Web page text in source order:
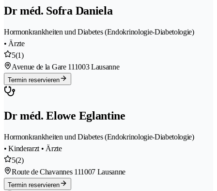
Dr méd. Sofra Daniela
Hormonkrankheiten und Diabetes (Endokrinologie-Diabetologie)
• Ärzte
5(1)
Avenue de la Gare 111003 Lausanne
Termin reservieren
Dr méd. Elowe Eglantine
Hormonkrankheiten und Diabetes (Endokrinologie-Diabetologie)
• Kinderarzt • Ärzte
5(2)
Route de Chavannes 111007 Lausanne
Termin reservieren